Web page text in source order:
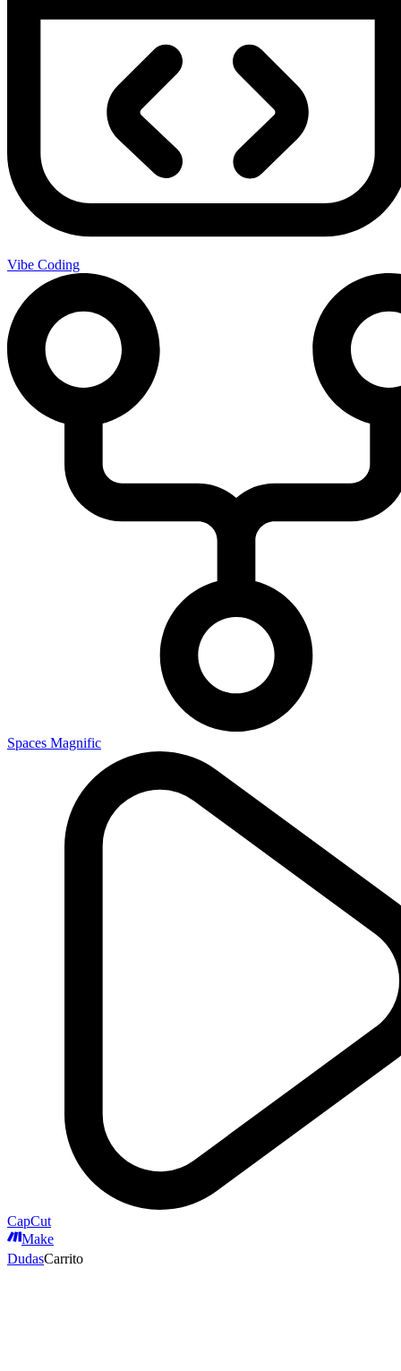
Vibe Coding
Spaces Magnific
CapCut
Make
DudasCarrito